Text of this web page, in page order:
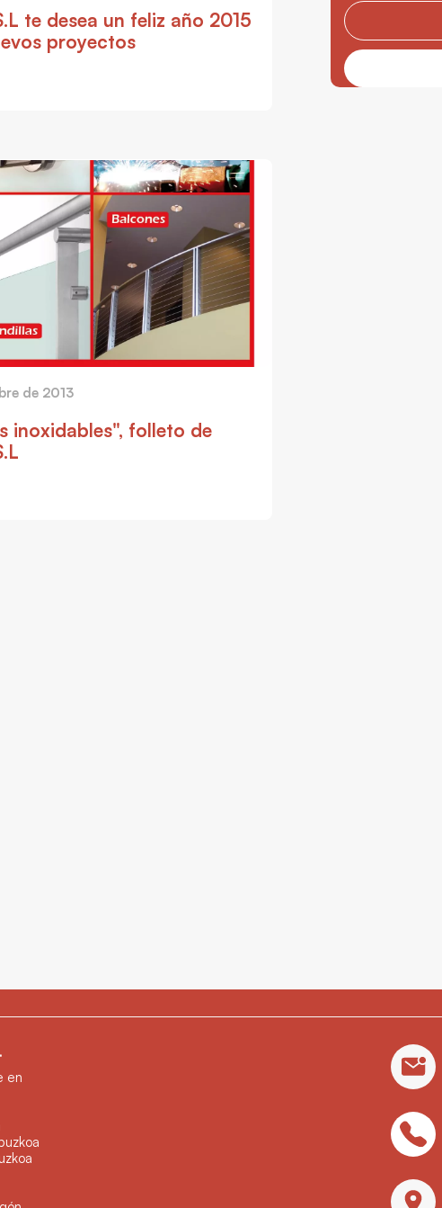
te desea un feliz año 2015
proyectos
de 2013
inoxidables", folleto de
en